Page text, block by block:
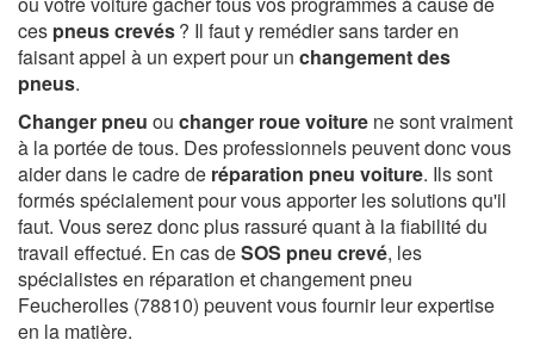
ces pneus crevés? Il faut y remédier sans tarder en
faisant appel à un expert pour un changement des
pneus.
Changer pneu ou changer roue voiture ne sont vraiment
à la portée de tous. Des professionnels peuvent donc vous
aider dans le cadre de réparation pneu voiture. Ils sont
formés spécialement pour vous apporter les solutions qu'il
faut. Vous serez donc plus rassuré quant à la fiabilité du
travail effectué. En cas deSOS pneu crevé, les
spécialistes en réparation et changement pneu
Feucherolles (78810) peuvent vous fournir leur expertise
en la matière.